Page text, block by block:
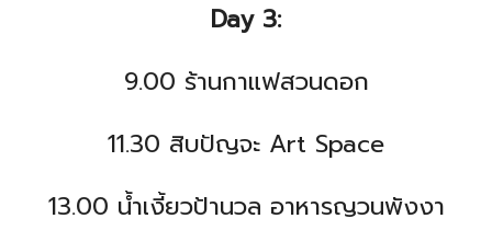
Day 3:
9.00 ร้านกาแฟสวนดอก
11.30 สิบปัญจะ Art Space
13.00 น้ำเงี้ยวป้านวล อาหารญวนพังงา